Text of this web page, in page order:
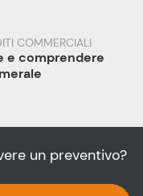
COMMERCIALI
e comprendere
un preventivo?